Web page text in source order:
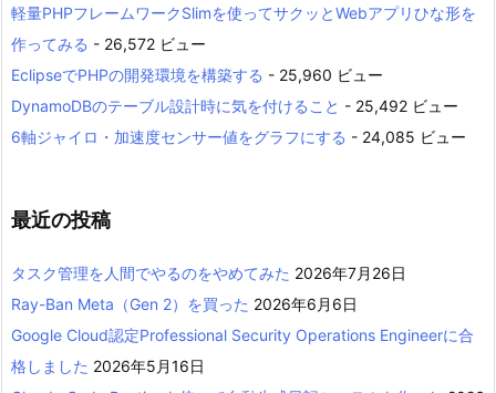
軽量PHPフレームワークSlimを使ってサクッとWebアプリひな形を
作ってみる - 26,572 ビュー
EclipseでPHPの開発環境を構築する - 25,960 ビュー
DynamoDBのテーブル設計時に気を付けること - 25,492 ビュー
6軸ジャイロ・加速度センサー値をグラフにする - 24,085 ビュー
最近の投稿
タスク管理を人間でやるのをやめてみた 2026年7月26日
Ray-Ban Meta（Gen 2）を買った 2026年6月6日
Google Cloud認定Professional Security Operations Engineerに合
格しました 2026年5月16日